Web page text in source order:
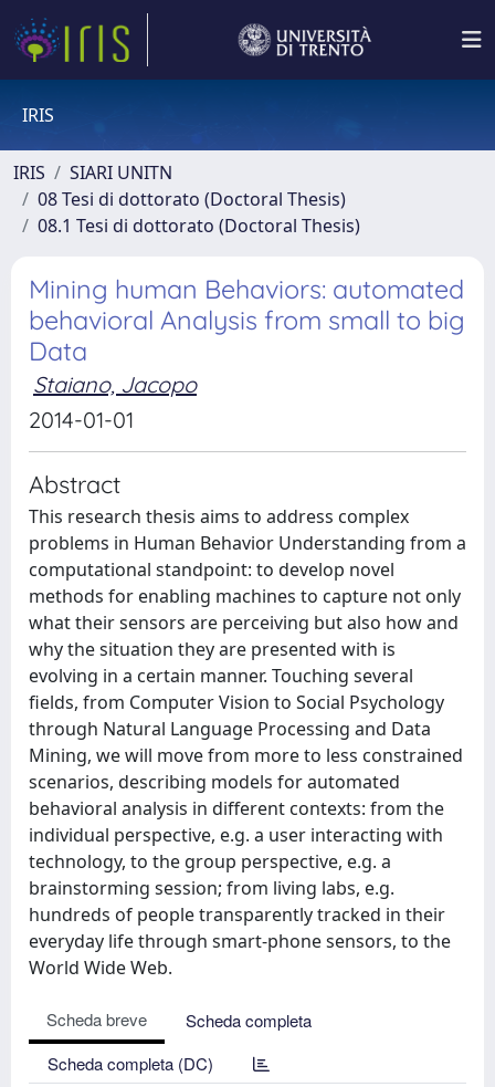
IRIS
IRIS
SIARI UNITN
08 Tesi di dottorato (Doctoral Thesis)
08.1 Tesi di dottorato (Doctoral Thesis)
Mining human Behaviors: automated
behavioral Analysis from small to big
Data
Staiano, Jacopo
2014-01-01
Abstract
This research thesis aims to address complex
problems in Human Behavior Understanding from a
computational standpoint: to develop novel
methods for enabling machines to capture not only
what their sensors are perceiving but also how and
why the situation they are presented with is
evolving in a certain manner. Touching several
fields, from Computer Vision to Social Psychology
through Natural Language Processing and Data
Mining, we will move from more to less constrained
scenarios, describing models for automated
behavioral analysis in different contexts: from the
individual perspective, e.g. a user interacting with
technology, to the group perspective, e.g. a
brainstorming session; from living labs, e.g.
hundreds of people transparently tracked in their
everyday life through smart-phone sensors, to the
World Wide Web.
Scheda breve
Scheda completa
Scheda completa (DC)